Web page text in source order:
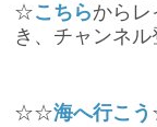
☆こちらから
き、チャンネ
☆☆海へ行こう